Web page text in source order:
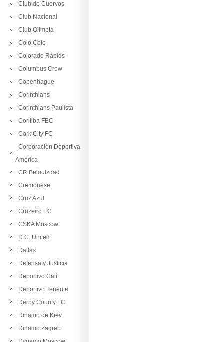
Club de Cuervos
Club Nacional
Club Olimpia
Colo Colo
Colorado Rapids
Columbus Crew
Copenhague
Corinthians
Corinthians Paulista
Coritiba FBC
Cork City FC
Corporación Deportiva
América
CR Belouizdad
Cremonese
Cruz Azul
Cruzeiro EC
CSKA Moscow
D.C. United
Dallas
Defensa y Justicia
Deportivo Cali
Deportivo Tenerife
Derby County FC
Dinamo de Kiev
Dinamo Zagreb